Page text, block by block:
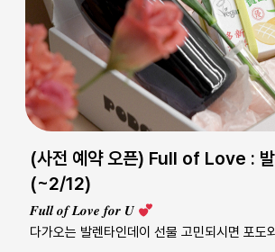
(사전 예약 오픈) Full of Love : 발
(~2/12)
𝑭𝒖𝒍𝒍 𝒐𝒇 𝑳𝒐𝒗𝒆 𝒇𝒐𝒓 𝑼
다가오는 발렌타인데이 선물 고민되시면 포도